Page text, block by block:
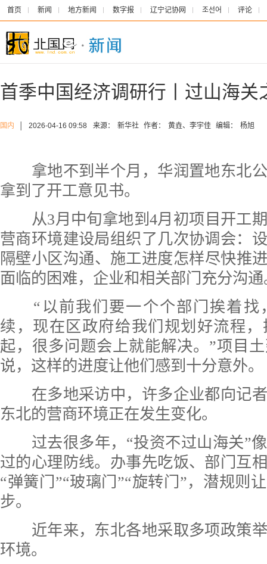
首页 新闻 地方新闻 数字报 辽宁记协网 조선어 评论
首季中国经济调研行丨过山海关
国内 2026-04-16 09:58 来源： 新华社 作者： 黄垚、李宇佳 编辑： 杨旭
拿地不到半个月，华润置地东北公
拿到了开工意见书。
从3月中旬拿地到4月初项目开工期
营商环境建设局组织了几次协调会：
隔壁小区沟通、施工进度怎样尽快
面临的困难，企业和相关部门充分沟通
“以前我们要一个个部门挨着找
续，现在区政府给我们规划好流程
起，很多问题会上就能解决。”项目
说，这样的进度让他们感到十分意外。
在多地采访中，许多企业都向记者
东北的营商环境正在发生变化。
过去很多年，“投资不过山海关”像
过的心理防线。办事先吃饭、部门互
“弹簧门”“玻璃门”“旋转门”，潜规则
步。
近年来，东北各地采取多项政策举
环境。